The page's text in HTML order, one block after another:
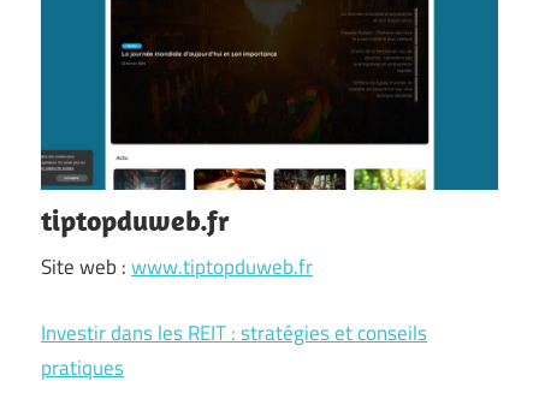
tiptopduweb.fr
Site web :www.tiptopduweb.fr
Investir dans les REIT : stratégies et conseils
pratiques